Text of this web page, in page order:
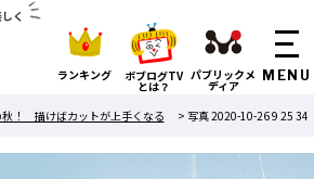
く
ランキング ボブログTV
とは？
パブリックメ
ディア
秋！ 描けばカットが上手くなる > 写真 2020-10-26 9 25 34